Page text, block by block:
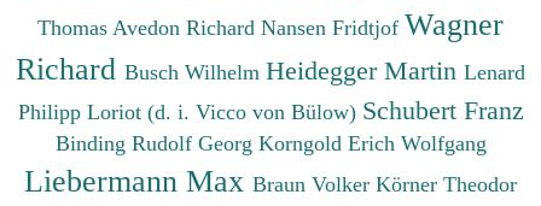
Thomas Avedon Richard Nansen Fridtjof Wagner
Richard Busch Wilhelm Heidegger Martin Lenard
Philipp Loriot (d. i. Vicco von Bülow) Schubert Franz
Binding Rudolf Georg Korngold Erich Wolfgang
Liebermann Max Braun Volker Körner Theodor